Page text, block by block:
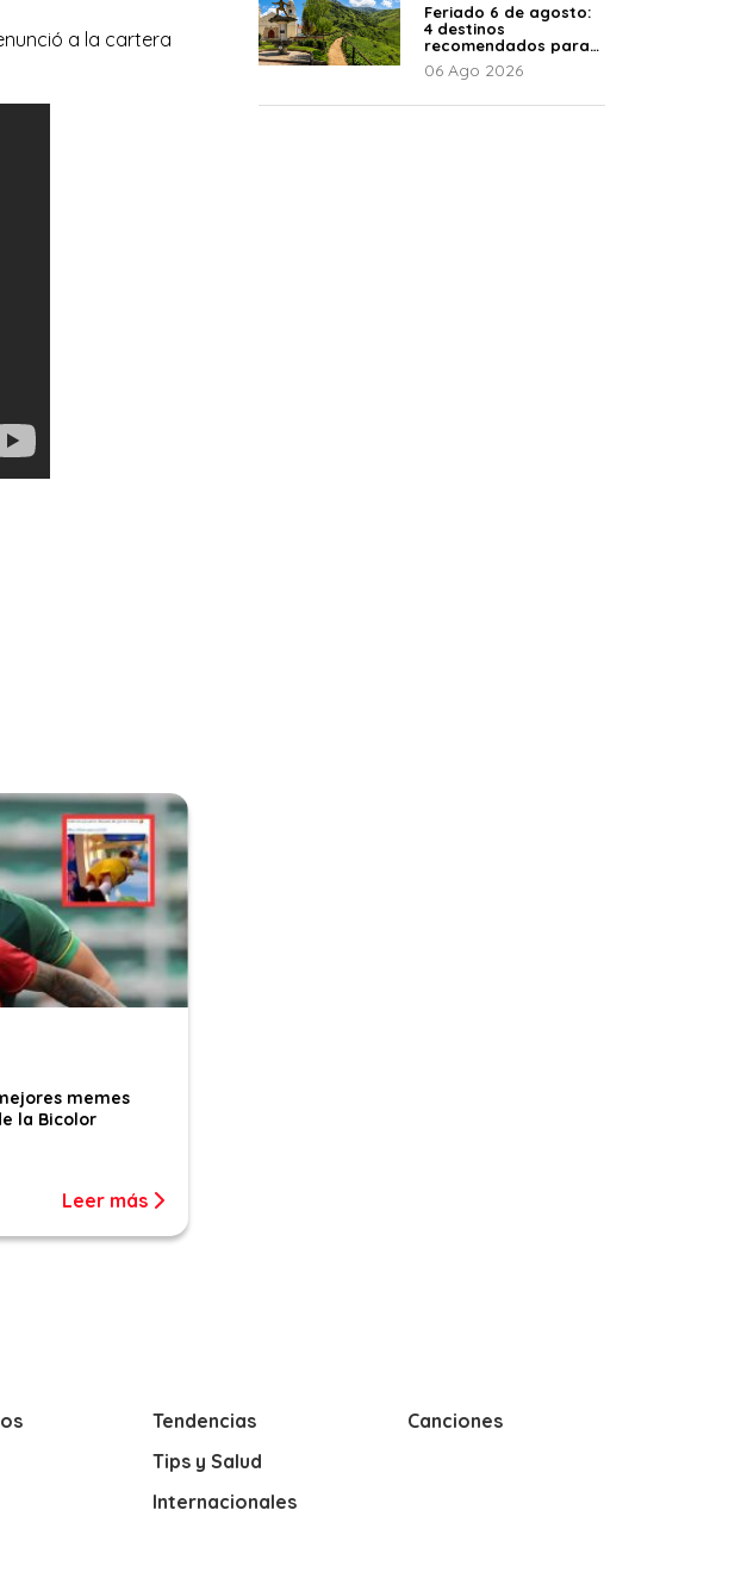
a la cartera
memes
la Bicolor
Leer más
Feriado 6 de agosto:
4 destinos
recomendados para
disfrutar el descanso
06 Ago 2026
Tendencias
Tips y Salud
Internacionales
Canciones